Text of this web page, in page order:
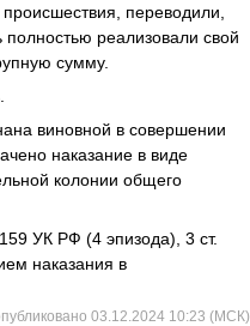
переводили,
полностью реализовали свой
сумму.
виновной в совершении
наказание в виде
колонии общего
УК РФ (4 эпизода), 3 ст.
наказания в
03.12.2024 10:23 (МСК)